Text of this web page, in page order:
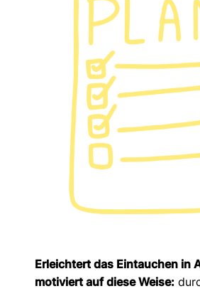
Erleichtert das Eintauchen in
motiviert auf diese Weise: